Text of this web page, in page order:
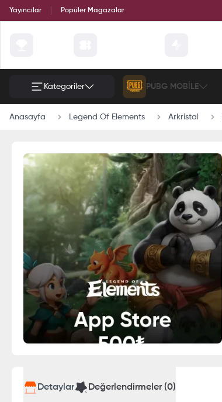
Yayıncılar Popüler Magazalar
Kategoriler PUBG MOBILE
Anasayfa Legend Of Elements Arkristal
Detaylar Değerlendirmeler (0)